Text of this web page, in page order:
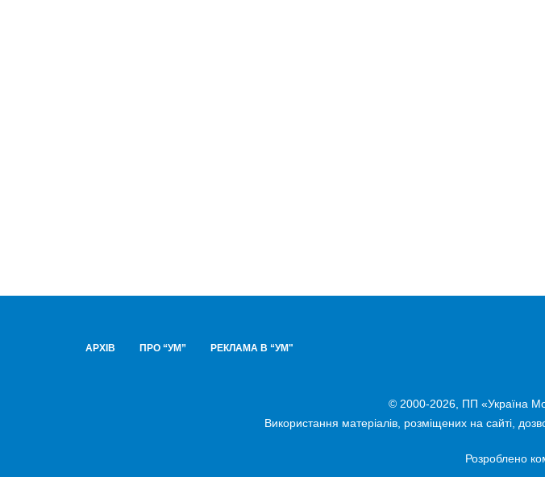
АРХІВ ПРО “УМ” РЕКЛАМА В “УМ"
© 2000-2026, ПП «Україна
Використання матеріалів, розміщених на сайті,
Розроблено